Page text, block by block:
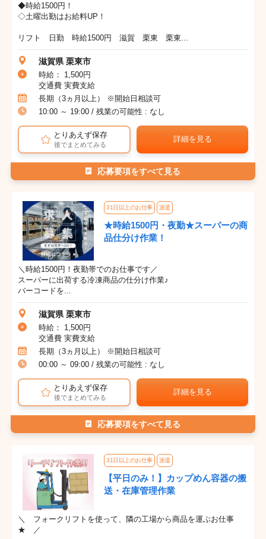
◆時給1500円！
◇土曜出勤はお給料UP！
リフト 日勤 時給1500円 滋賀 栗東 栗東...
滋賀県 栗東市
時給： 1,500円
交通費 実費支給
長期（3ヵ月以上） ※開始日相談可
10:00 ～ 19:00 / 残業の可能性 : なし
とりあえず保存
後でまとめてみる
詳細を見る
応募要項をすべて見る
31日以上のお仕事 派遣
★時給1500円・夜勤★スーパーの商
品仕分け作業！
＼時給1500円！夜勤帯でのお仕事です／
スーパーに出荷する冷凍商品の仕分け作業♪
バーコードを...
滋賀県 栗東市
時給： 1,500円
交通費 実費支給
長期（3ヵ月以上） ※開始日相談可
00:00 ～ 09:00 / 残業の可能性 : なし
とりあえず保存
後でまとめてみる
詳細を見る
応募要項をすべて見る
31日以上のお仕事 派遣
【平日のみ！】カップめん容器の搬
送・在庫管理作業
＼ フォークリフトを使って、隣の工場から商品を運ぶお仕事
★ ／